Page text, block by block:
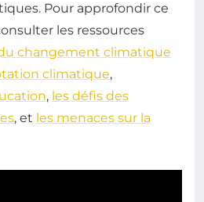
Pour approfondir ce
les ressources
du changement climatique
climatique,
, les défis des
, et les menaces sur la